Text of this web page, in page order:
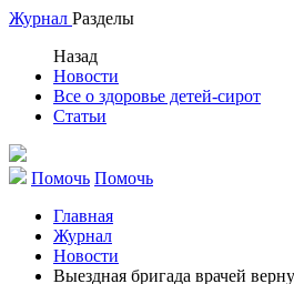
Журнал Разделы
Назад
Новости
Все о здоровье детей-сирот
Статьи
Помочь Помочь
Главная
Журнал
Новости
Выездная бригада врачей